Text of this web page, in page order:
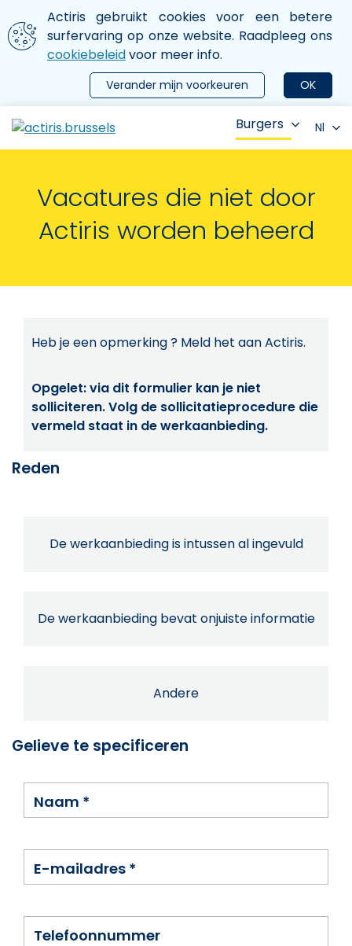
Aller au contenu principal
We gebruiken cookies
Actiris gebruikt cookies voor een betere
surfervaring op onze website. Raadpleeg ons
cookiebeleidvoor meer info.
OK
Verander mijn voorkeuren
le menu
Burgers Nl
Vacatures die niet door
Actiris worden beheerd
Heb je een opmerking ? Meld het aan Actiris.
Opgelet: via dit formulier kan je niet
solliciteren. Volg de sollicitatieprocedure die
vermeld staat in de werkaanbieding.
Reden
De werkaanbieding is intussen al ingevuld
De werkaanbieding bevat onjuiste informatie
Andere
Gelieve te specificeren
Naam *
E-mailadres *
Telefoonnummer